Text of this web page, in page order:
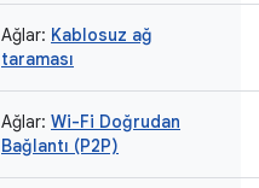
Ağlar: Kablosuz ağ
taraması
Ağlar: Wi-Fi Doğrudan
Bağlantı (P2P)